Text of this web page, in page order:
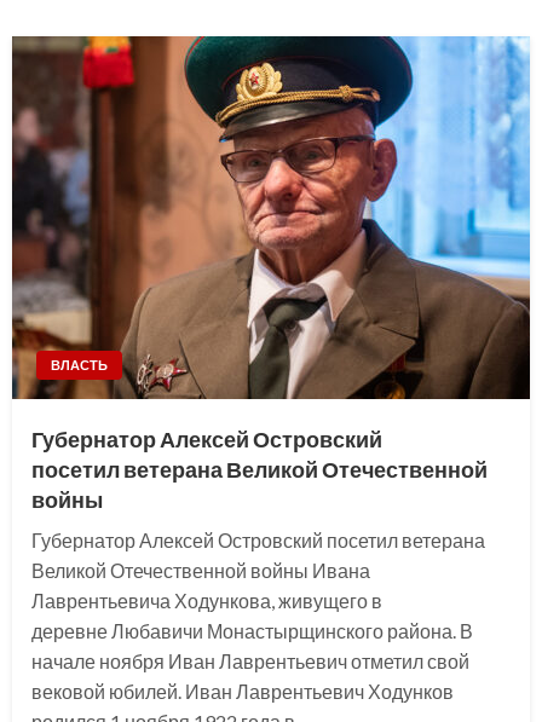
ВЛАСТЬ
Губернатор Алексей Островский
посетил ветерана Великой Отечественной
войны
Губернатор Алексей Островский посетил ветерана
Великой Отечественной войны Ивана
Лаврентьевича Ходункова, живущего в
деревне Любавичи Монастырщинского района. В
начале ноября Иван Лаврентьевич отметил свой
вековой юбилей. Иван Лаврентьевич Ходунков